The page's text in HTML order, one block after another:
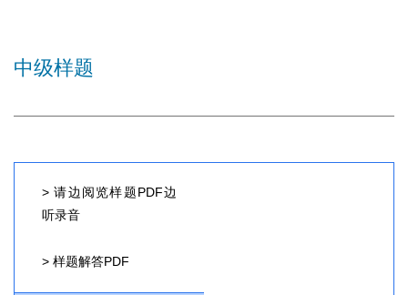
中级样题
> 请边阅览样题PDF边
听录音
> 样题解答PDF